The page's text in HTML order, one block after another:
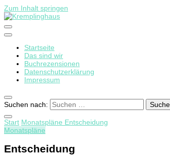
Zum Inhalt springen
Startseite
Das sind wir
Buchrezensionen
Datenschutzerklärung
Impressum
Suchen nach:
Start Monatspläne Entscheidung
Monatspläne
Entscheidung